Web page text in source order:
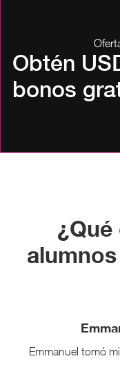
Obtén
bonos
Emmanuel tomó